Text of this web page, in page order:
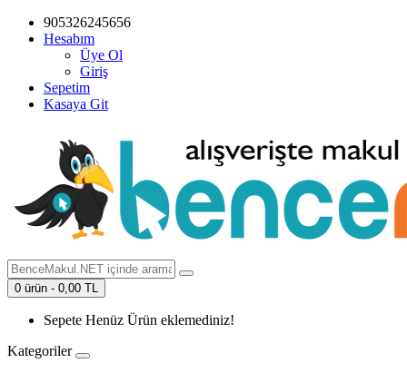
905326245656
Hesabım
Üye Ol
Giriş
Sepetim
Kasaya Git
0 ürün - 0,00 TL
Sepete Henüz Ürün eklemediniz!
Kategoriler